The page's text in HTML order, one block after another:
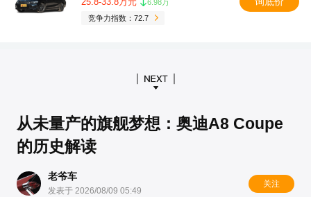
6.98万
竞争力指数：72.7
从未量产的旗舰梦想：奥迪A8 Coupe
的历史解读
老爷车
发表于 2026/08/09 05:49
关注